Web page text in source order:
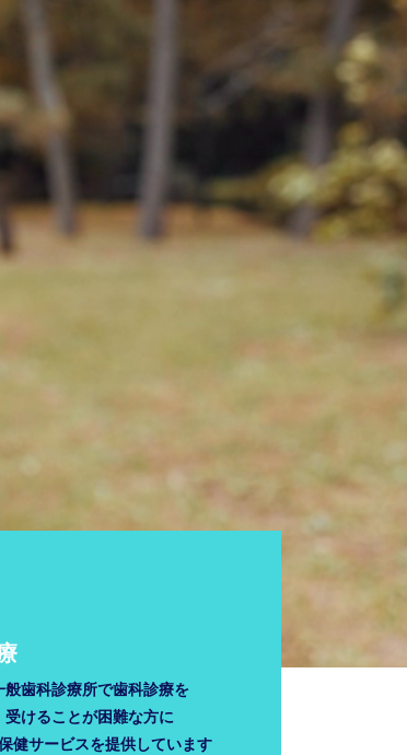
般歯科診療所で歯科診療を
受けることが困難な方に
健サービスを提供しています